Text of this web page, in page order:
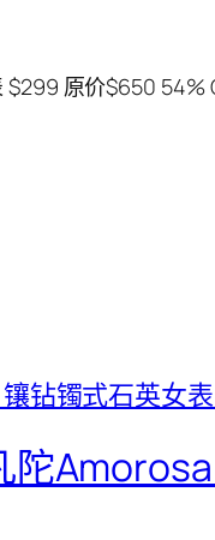
原价$650 54%